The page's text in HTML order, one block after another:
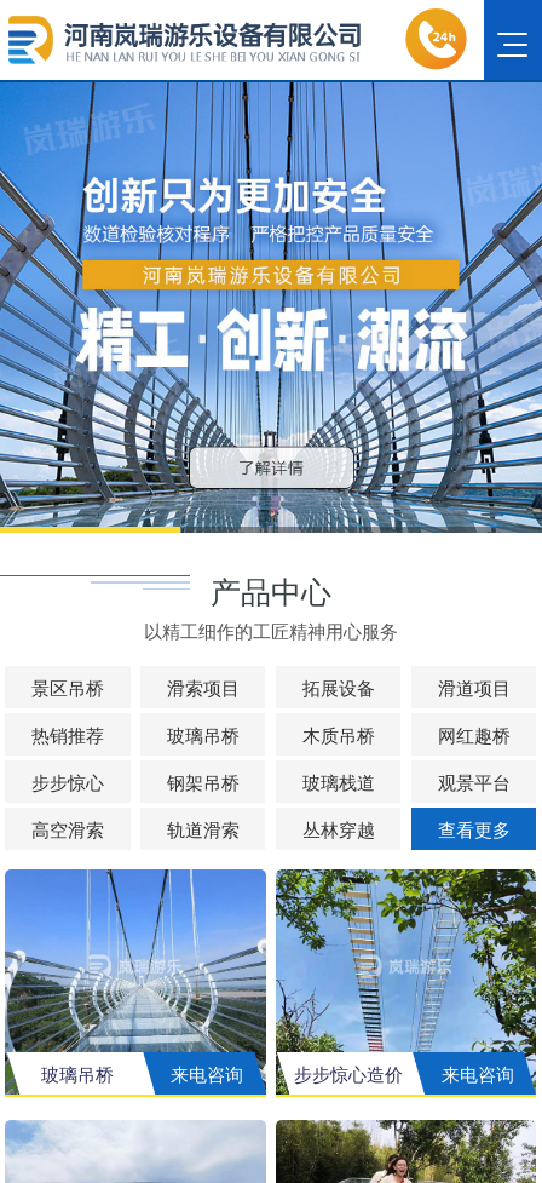
1 2 3
产品中心
以精工细作的工匠精神用心服务
景区吊桥 滑索项目 拓展设备
滑道项目
热销推荐
玻璃吊桥 木质吊桥
网红趣桥
步步惊心
钢架吊桥 玻璃栈道
观景平台
高空滑索
轨道滑索 丛林穿越 查看更多
玻璃吊桥 来电咨询 步步惊心造价 来电咨询